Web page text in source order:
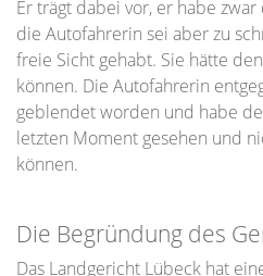
Er trägt dabei vor, er habe
die Autofahrerin sei aber zu
freie Sicht gehabt. Sie hätte
können. Die Autofahrerin
geblendet worden und habe
letzten Moment gesehen und
können.
Die Begründung des
Das Landgericht Lübeck hat